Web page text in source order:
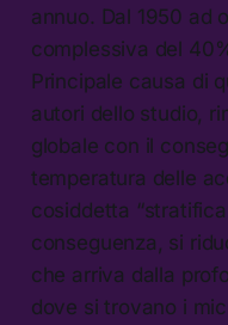
annuo. Dal 1950 ad
complessiva del
Principale causa di
autori dello studio,
globale con il
temperatura delle
cosiddetta
conseguenza, si
che arriva dalla
dove si trovano i